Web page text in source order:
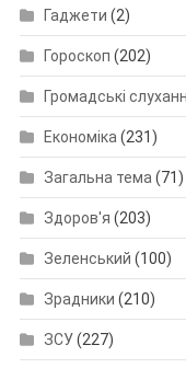
Гаджети (2)
Гороскоп (202)
Громадські
Економіка (231)
Загальна тема (71)
Здоров'я (203)
Зеленський (100)
Зрадники (210)
ЗСУ(227)